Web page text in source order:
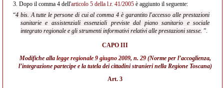
3. Dopo il comma 4 dell'articolo 5 della l.r. 41/2005 è aggiunto il seguente:
“4 bis. A tutte le persone di cui al comma 4 è garantito l'accesso alle prestazioni
sanitarie e assistenziali essenziali previste dal piano sanitario e sociale
integrato regionale e gli strumenti informativi relativi alle prestazioni stesse. ”.
CAPO III
Modifiche alla legge regionale 9 giugno 2009, n. 29(Norme per l’accoglienza,
l’integrazione partecipe e la tutela dei cittadini stranieri nella Regione Toscana)
Art. 3